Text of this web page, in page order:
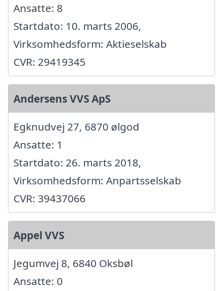
Ansatte: 8
Startdato: 10. marts 2006,
Virksomhedsform: Aktieselskab
CVR: 29419345
Andersens VVS ApS
Egknudvej 27, 6870 ølgod
Ansatte: 1
Startdato: 26. marts 2018,
Virksomhedsform: Anpartsselskab
CVR: 39437066
Appel VVS
Jegumvej 8, 6840 Oksbøl
Ansatte: 0